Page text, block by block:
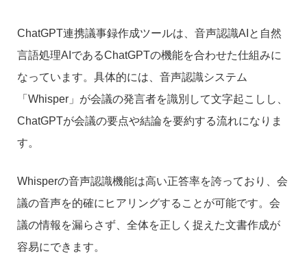
ChatGPT連携議事録作成ツールは、音声認識AIと自然
言語処理AIであるChatGPTの機能を合わせた仕組みに
なっています。具体的には、音声認識システム
「Whisper」が会議の発言者を識別して文字起こしし、
ChatGPTが会議の要点や結論を要約する流れになりま
す。
Whisperの音声認識機能は高い正答率を誇っており、会
議の音声を的確にヒアリングすることが可能です。会
議の情報を漏らさず、全体を正しく捉えた文書作成が
容易にできます。